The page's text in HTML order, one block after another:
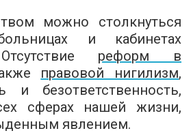
можно столкнуться
и кабинетах
реформ в
правовой нигилизм,
и безответственность,
сферах нашей жизни,
явлением.